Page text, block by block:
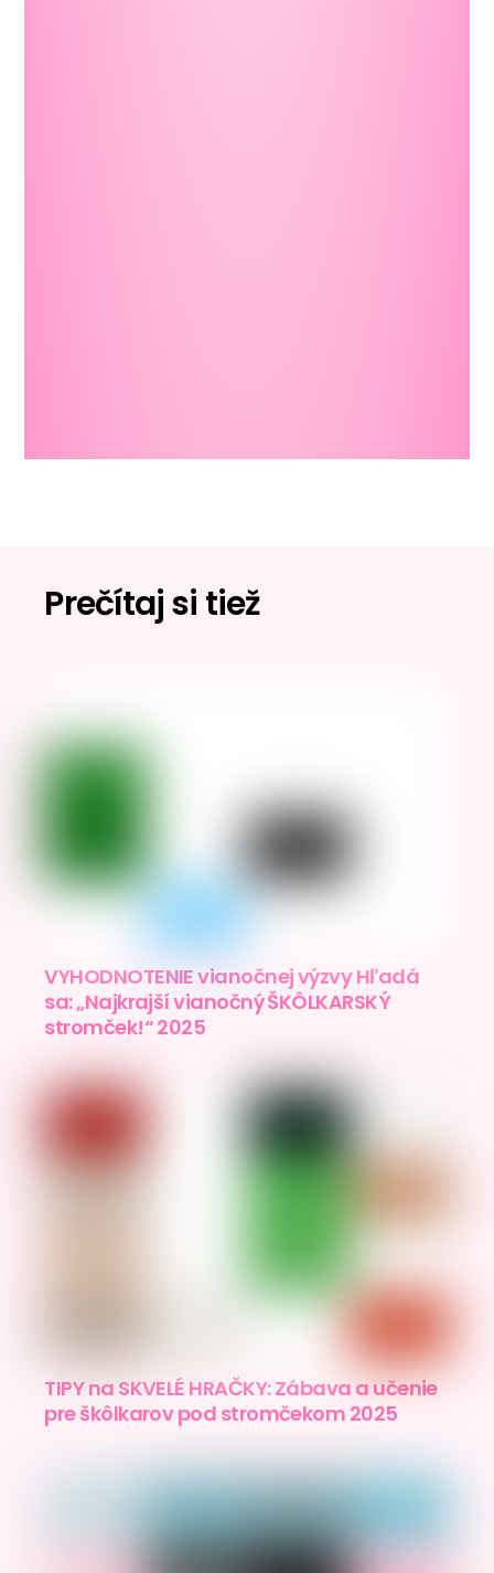
Prečítaj si tiež
VYHODNOTENIE vianočnej výzvy Hľadá
sa: „Najkrajší vianočný ŠKÔLKARSKÝ
stromček!“ 2025
TIPY na SKVELÉ HRAČKY: Zábava a učenie
pre škôlkarov pod stromčekom 2025